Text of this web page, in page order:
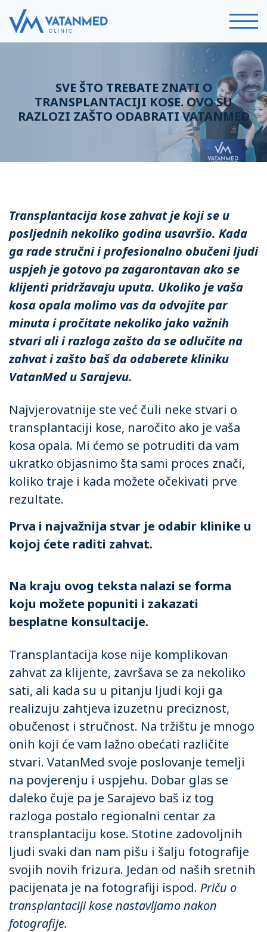
SVE ŠTO TREBATE ZNATI O
TRANSPLANTACIJI KOSE. OVO SU
RAZLOZI ZAŠTO ODABRATI VATANMED
Transplantacija kose zahvat je koji se u
posljednih nekoliko godina usavršio. Kada
ga rade stručni i profesionalno obučeni ljudi
uspjeh je gotovo pa zagarontavan ako se
klijenti pridržavaju uputa. Ukoliko je vaša
kosa opala molimo vas da odvojite par
minuta i pročitate nekoliko jako važnih
stvari ali i razloga zašto da se odlučite na
zahvat i zašto baš da odaberete kliniku
VatanMed u Sarajevu.
Najvjerovatnije ste već čuli neke stvari o
transplantaciji kose, naročito ako je vaša
kosa opala. Mi ćemo se potruditi da vam
ukratko objasnimo šta sami proces znači,
koliko traje i kada možete očekivati prve
rezultate.
Prva i najvažnija stvar je odabir klinike u
kojoj ćete raditi zahvat.
Na kraju ovog teksta nalazi se forma
koju možete popuniti i zakazati
besplatne konsultacije.
Transplantacija kose nije komplikovan
zahvat za klijente, završava se za nekoliko
sati, ali kada su u pitanju ljudi koji ga
realizuju zahtjeva izuzetnu preciznost,
obučenost i stručnost. Na tržištu je mnogo
onih koji će vam lažno obećati različite
stvari. VatanMed svoje poslovanje temelji
na povjerenju i uspjehu. Dobar glas se
daleko čuje pa je Sarajevo baš iz tog
razloga postalo regionalni centar za
transplantaciju kose. Stotine zadovoljnih
ljudi svaki dan nam pišu i šalju fotografije
svojih novih frizura. Jedan od naših sretnih
pacijenata je na fotografiji ispod. Priču o
transplantaciji kose nastavljamo nakon
fotografije.